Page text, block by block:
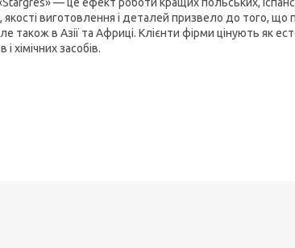
— це ефект роботи кращих польських,
якості виготовлення і деталей призвело до того, що
також в Азії та Африці. Клієнти фірми цінують як
хімічних засобів.